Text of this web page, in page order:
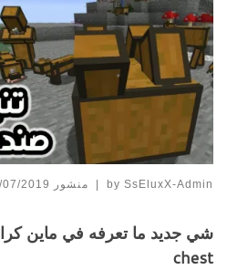
by SsEluxX-Admin
| منشور 07/2019
chest